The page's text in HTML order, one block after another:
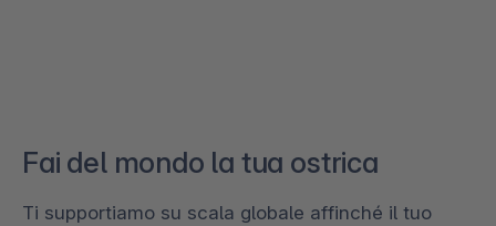
Fai del mondo la tua ostrica
Ti supportiamo su scala globale affinché il tuo